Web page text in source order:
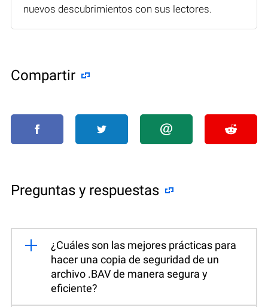
nuevos descubrimientos con sus lectores.
Compartir
Preguntas y respuestas
¿Cuáles son las mejores prácticas para
hacer una copia de seguridad de un
archivo .BAV de manera segura y
eficiente?